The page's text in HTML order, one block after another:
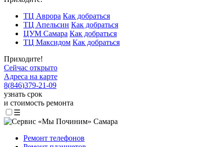
ТЦ Аврора Как добраться
ТЦ Апельсин Как добраться
ЦУМ Самара Как добраться
ТЦ Максидом Как добраться
Приходите!
Сейчас открыто
Адреса на карте
8(846)379-21-09
узнать срок
и стоимость ремонта
☰
Ремонт телефонов